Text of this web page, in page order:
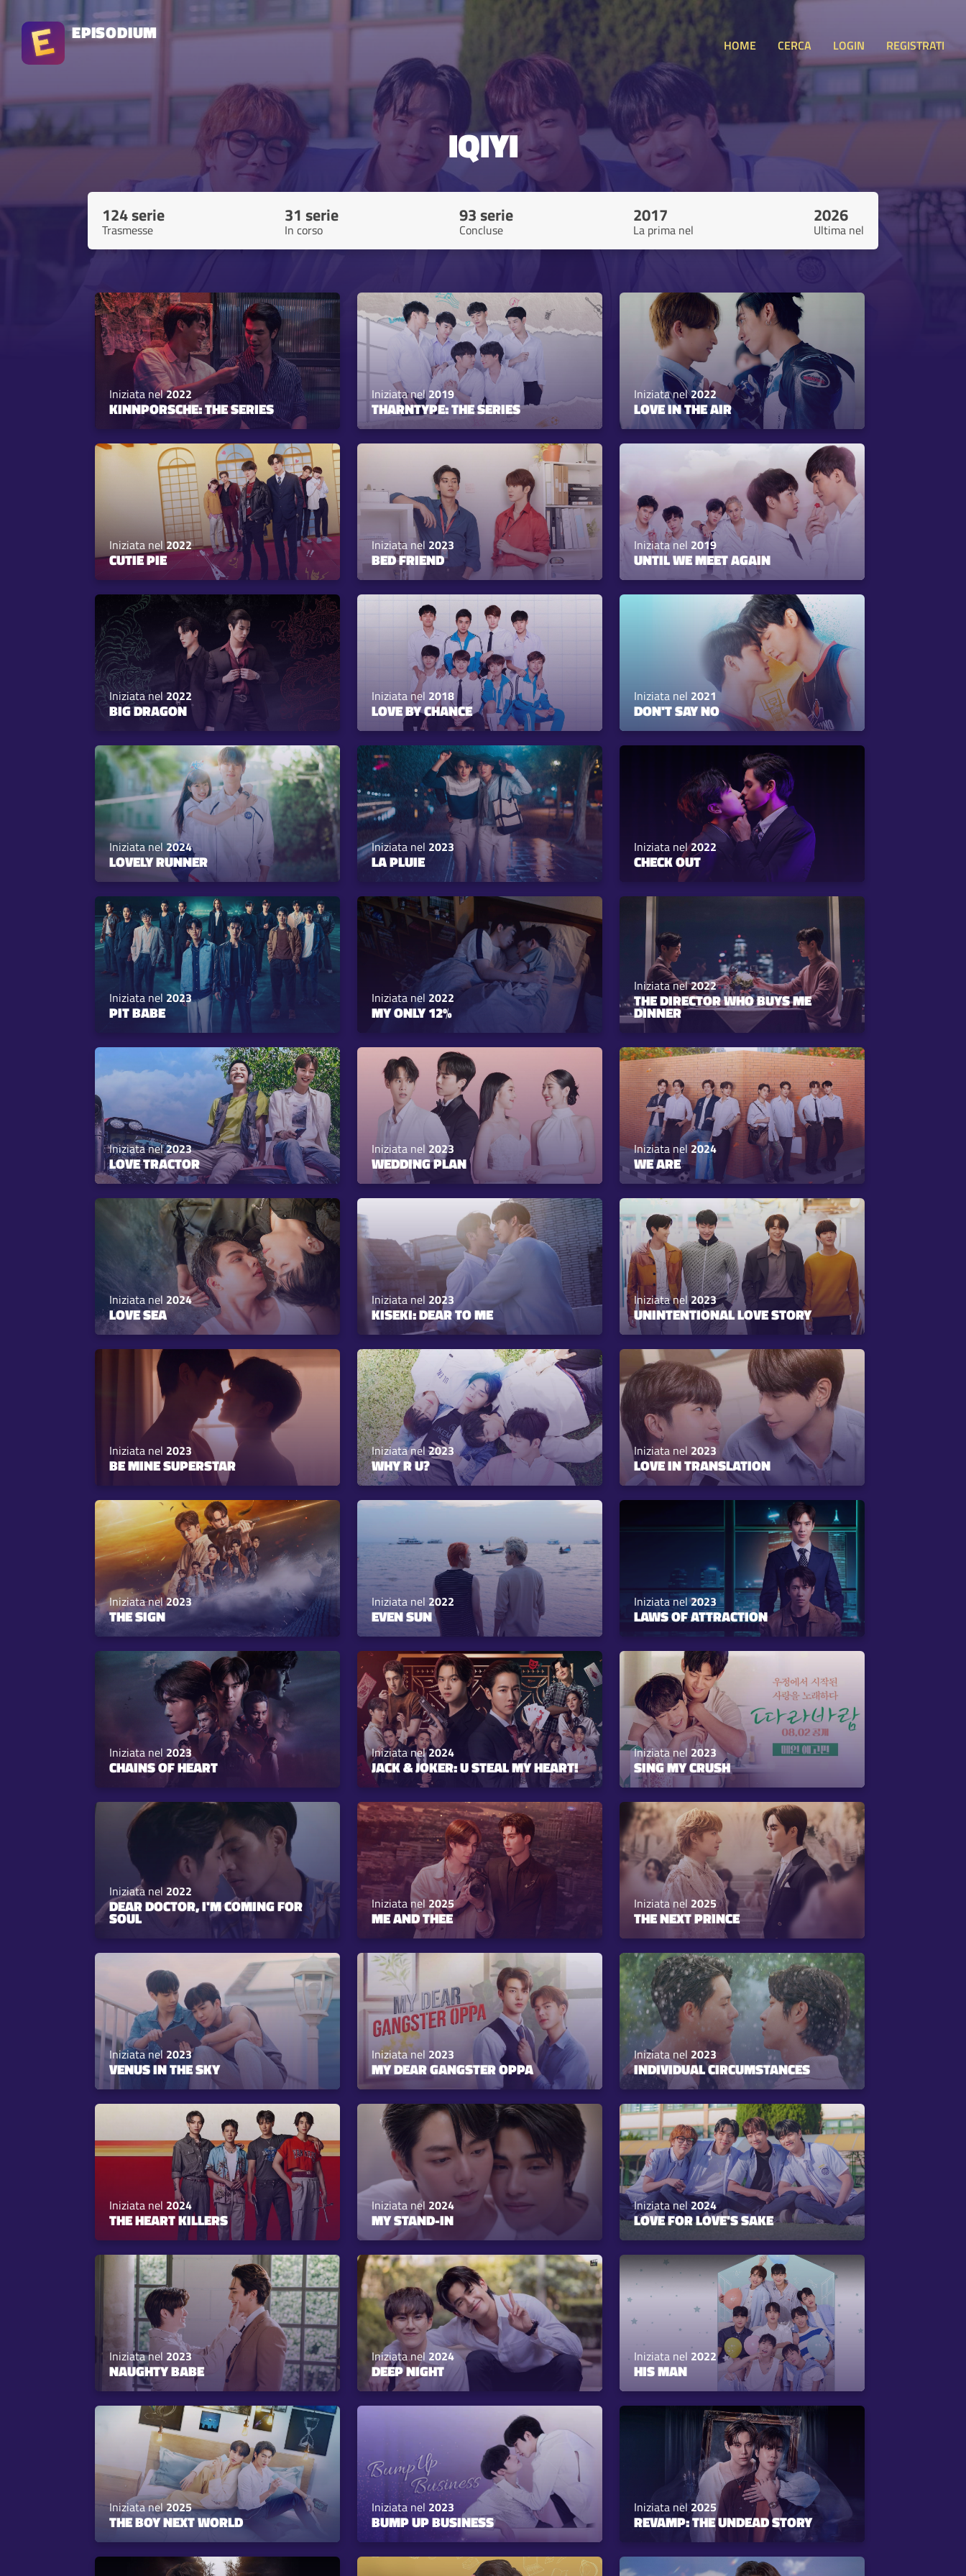
EPISODIUM
HOME CERCA LOGIN REGISTRATI
IQIYI
124 serie
Trasmesse
31 serie
In corso
93 serie
Concluse
2017
La prima nel
2026
Ultima nel
Iniziata nel2022
KINNPORSCHE: THE SERIES
Iniziata nel2019
THARNTYPE: THE SERIES
Iniziata nel2022
LOVE IN THE AIR
Iniziata nel2022
CUTIE PIE
Iniziata nel 2023
BED FRIEND
Iniziata nel 2019
UNTIL WE MEET AGAIN
Iniziata nel 2022
BIG DRAGON
Iniziata nel 2018
LOVE BY CHANCE
Iniziata nel 2021
DON'T SAY NO
Iniziata nel2024
LOVELY RUNNER
Iniziata nel 2023
LA PLUIE
Iniziata nel2022
CHECK OUT
Iniziata nel 2023
PIT BABE
Iniziata nel 2022
MY ONLY 12%
Iniziata nel2022
THE DIRECTOR WHO BUYS ME
DINNER
Iniziata nel2023
LOVE TRACTOR
Iniziata nel2023
WEDDING PLAN
Iniziata nel2024
WE ARE
Iniziata nel2024
LOVE SEA
Iniziata nel 2023
KISEKI: DEAR TO ME
Iniziata nel2023
UNINTENTIONAL LOVE STORY
Iniziata nel 2023
BE MINE SUPERSTAR
Iniziata nel2023
WHY R U?
Iniziata nel2023
LOVE IN TRANSLATION
Iniziata nel2023
THE SIGN
Iniziata nel 2022
EVEN SUN
Iniziata nel2023
LAWS OF ATTRACTION
Iniziata nel 2023
CHAINS OF HEART
Iniziata nel2024
JACK & JOKER: U STEAL MY HEART!
Iniziata nel 2023
SING MY CRUSH
Iniziata nel2022
DEAR DOCTOR, I'M COMING FOR
SOUL
Iniziata nel2025
ME AND THEE
Iniziata nel 2025
THE NEXT PRINCE
Iniziata nel 2023
VENUS IN THE SKY
Iniziata nel 2023
MY DEAR GANGSTER OPPA
Iniziata nel 2023
INDIVIDUAL CIRCUMSTANCES
Iniziata nel 2024
THE HEART KILLERS
Iniziata nel 2024
MY STAND-IN
Iniziata nel2024
LOVE FOR LOVE'S SAKE
Iniziata nel 2023
NAUGHTY BABE
Iniziata nel 2024
DEEP NIGHT
Iniziata nel 2022
HIS MAN
Iniziata nel2025
THE BOY NEXT WORLD
Iniziata nel 2023
BUMP UP BUSINESS
Iniziata nel2025
REVAMP: THE UNDEAD STORY